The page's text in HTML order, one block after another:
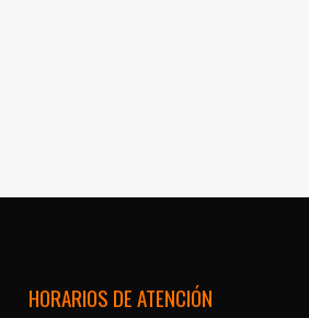
HORARIOS DE ATENCIÓN